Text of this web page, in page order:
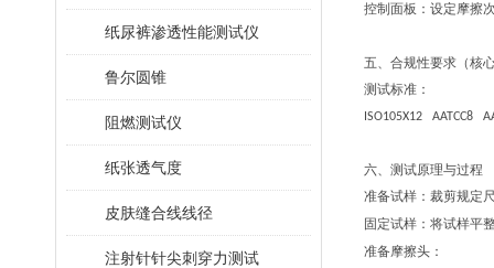
纸尿裤渗透性能测试仪
鲁尔圆锥
阻燃测试仪
纸张透气度
皮肤缝合线线径
注射针针尖刺穿力测试
控制面板： 设定摩擦
五、 合规性要求（核
测试标准：
ISO105X12 AATCC8
六、 测试原理与过程
准备试样： 裁剪规定
固定试样： 将试样平
准备摩擦头：